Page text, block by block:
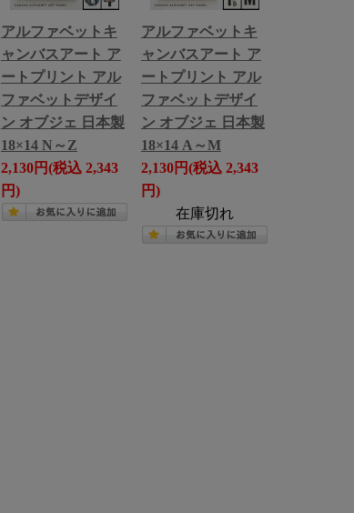
アルファベットキ
ャンバスアート ア
ートプリント アル
ファベットデザイ
ン オブジェ 日本製
18×14 N～Z
2,130円(税込 2,343
円)
アルファベットキ
ャンバスアート ア
ートプリント アル
ファベットデザイ
ン オブジェ 日本製
18×14 A～M
2,130円(税込 2,343
円)
在庫切れ